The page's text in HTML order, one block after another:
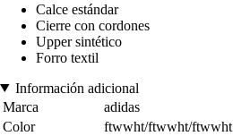
Calce estándar
Cierre con cordones
Upper sintético
Forro textil
Información adicional
Marca
adidas
Color
ftwwht/ftwwht/ftwwht